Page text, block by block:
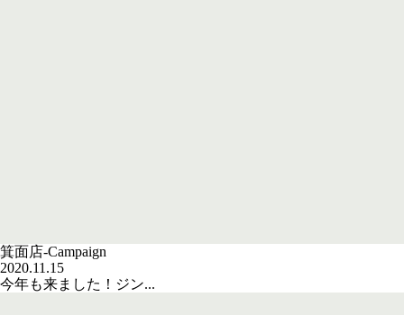
箕面店-Campaign
2020.11.15
今年も来ました！ジン...